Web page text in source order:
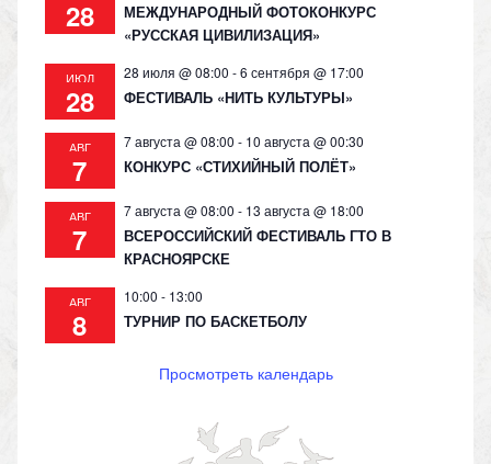
28
МЕЖДУНАРОДНЫЙ ФОТОКОНКУРС
«РУССКАЯ ЦИВИЛИЗАЦИЯ»
ИЮЛ
28
28 июля @ 08:00 -6 сентября @ 17:00
ФЕСТИВАЛЬ «НИТЬ КУЛЬТУРЫ»
АВГ
7
7 августа @ 08:00 - 10 августа @ 00:30
КОНКУРС «СТИХИЙНЫЙ ПОЛЁТ»
АВГ
7
7 августа @ 08:00 - 13 августа @ 18:00
ВСЕРОССИЙСКИЙ ФЕСТИВАЛЬ ГТО В
КРАСНОЯРСКЕ
АВГ
8
10:00 - 13:00
ТУРНИР ПО БАСКЕТБОЛУ
Просмотреть календарь